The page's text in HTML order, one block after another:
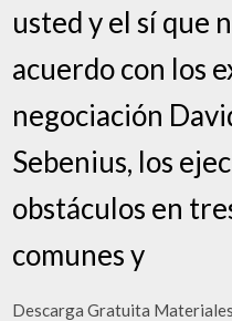
usted y el sí que
acuerdo con los
negociación
Sebenius, los
obstáculos en
comunes y
Descarga Gratuita